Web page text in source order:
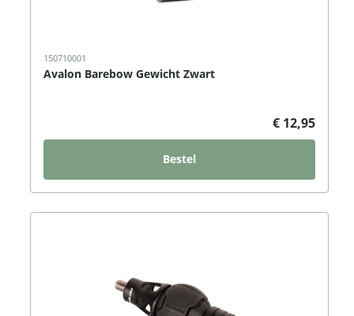
150710001
Avalon Barebow Gewicht Zwart
€ 12,95
Bestel